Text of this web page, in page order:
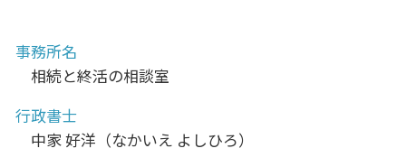
事務所名
相続と終活の相談室
行政書士
中家 好洋（なかいえ よしひろ）